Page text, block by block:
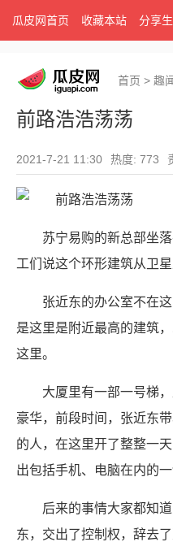
瓜皮网首页 收藏本站 分享
首页 > 趣
前路浩浩荡荡
2021-7-21 11:30 热度: 773
苏宁易购的新总部坐
工们说这个环形建筑从卫
张近东的办公室不在
是这里是附近最高的建筑
这里。
大厦里有一部一号梯
豪华，前段时间，张近东
的人，在这里开了整整一
出包括手机、电脑在内的一
后来的事情大家都知
东，交出了控制权，辞去